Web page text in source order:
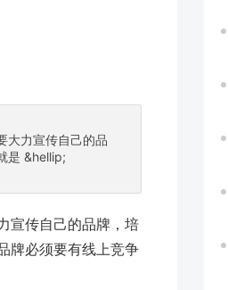
大力宣传自己的品
是 &hellip;
宣传自己的品牌，培
牌必须要有线上竞争